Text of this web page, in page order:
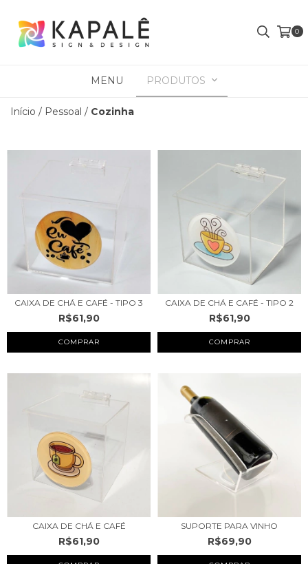
0
MENU PRODUTOS
Início / Pessoal / Cozinha
CAIXA DE CHÁ E CAFÉ - TIPO 3
R$61,90
CAIXA DE CHÁ E CAFÉ - TIPO 2
R$61,90
CAIXA DE CHÁ E CAFÉ
R$61,90
SUPORTE PARA VINHO
R$69,90